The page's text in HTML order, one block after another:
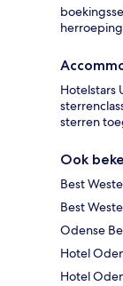
Hotelstars
sterren
Ook
Best
Best
Odense
Hotel
Hotel